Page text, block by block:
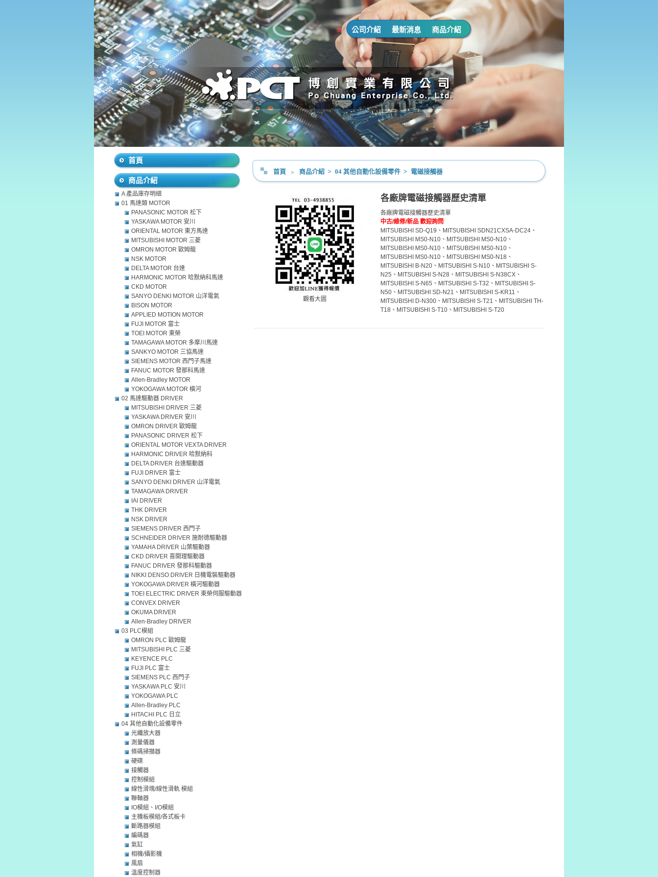
公司介紹 最新消息 商品介紹
首頁 ﹥ 商品介紹 > 04 其他自動化設備零件 > 電磁接觸器
觀看大圖
各廠牌電磁接觸器歷史清單
各廠牌電磁接觸器歷史清單
中古/維修/新品 歡迎詢問
MITSUBISHI SD-Q19、MITSUBISHI SDN21CXSA-DC24、
MITSUBISHI MS0-N10、MITSUBISHI MS0-N10、
MITSUBISHI MS0-N10、MITSUBISHI MS0-N10、
MITSUBISHI MS0-N10、MITSUBISHI MS0-N18、
MITSUBISHI B-N20、MITSUBISHI S-N10、MITSUBISHI S-
N25、MITSUBISHI S-N28、MITSUBISHI S-N38CX、
MITSUBISHI S-N65、MITSUBISHI S-T32、MITSUBISHI S-
N50、MITSUBISHI SD-N21、MITSUBISHI S-KR11、
MITSUBISHI D-N300、MITSUBISHI S-T21、MITSUBISHI TH-
T18、MITSUBISHI S-T10、MITSUBISHI S-T20
首頁
商品介紹
A 產品庫存明細
01 馬達類 MOTOR
PANASONIC MOTOR 松下
YASKAWA MOTOR 安川
ORIENTAL MOTOR 東方馬達
MITSUBISHI MOTOR 三菱
OMRON MOTOR 歐姆龍
NSK MOTOR
DELTA MOTOR 台達
HARMONIC MOTOR 哈默納科馬達
CKD MOTOR
SANYO DENKI MOTOR 山洋電氣
BISON MOTOR
APPLIED MOTION MOTOR
FUJI MOTOR 富士
TOEI MOTOR 東榮
TAMAGAWA MOTOR 多摩川馬達
SANKYO MOTOR 三協馬達
SIEMENS MOTOR 西門子馬達
FANUC MOTOR 發那科馬達
Allen-Bradley MOTOR
YOKOGAWA MOTOR 橫河
02 馬達驅動器 DRIVER
MITSUBISHI DRIVER 三菱
YASKAWA DRIVER 安川
OMRON DRIVER 歐姆龍
PANASONIC DRIVER 松下
ORIENTAL MOTOR VEXTA DRIVER
HARMONIC DRIVER 哈默納科
DELTA DRIVER 台達驅動器
FUJI DRIVER 富士
SANYO DENKI DRIVER 山洋電氣
TAMAGAWA DRIVER
IAI DRIVER
THK DRIVER
NSK DRIVER
SIEMENS DRIVER 西門子
SCHNEIDER DRIVER 施耐德驅動器
YAMAHA DRIVER 山葉驅動器
CKD DRIVER 喜開理驅動器
FANUC DRIVER 發那科驅動器
NIKKI DENSO DRIVER 日機電裝驅動器
YOKOGAWA DRIVER 橫河驅動器
TOEI ELECTRIC DRIVER 東榮伺服驅動器
CONVEX DRIVER
OKUMA DRIVER
Allen-Bradley DRIVER
03 PLC模組
OMRON PLC 歐姆龍
MITSUBISHI PLC 三菱
KEYENCE PLC
FUJI PLC 富士
SIEMENS PLC 西門子
YASKAWA PLC 安川
YOKOGAWA PLC
Allen-Bradley PLC
HITACHI PLC 日立
04 其他自動化設備零件
光纖放大器
測量儀器
條碼掃描器
硬碟
接觸器
控制模組
線性滑塊/線性滑軌 模組
聯軸器
IO模組、I/O模組
主機板模組/各式板卡
斷路器模組
編碼器
氣缸
相機/攝影機
風扇
溫度控制器